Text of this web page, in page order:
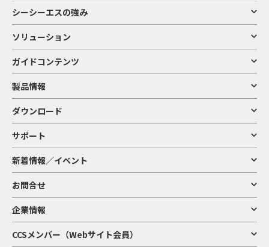
シーシーエスの強み
ソリューション
ガイドコンテンツ
製品情報
ダウンロード
サポート
新着情報／イベント
お問合せ
企業情報
CCSメンバー（Webサイト会員）